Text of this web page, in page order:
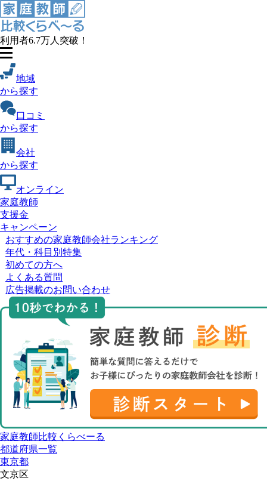
利用者6.7万人突破！
地域
から探す
口コミ
から探す
会社
から探す
オンライン
家庭教師
支援金
キャンペーン
おすすめの家庭教師会社ランキング
年代・科目別特集
初めての方へ
よくある質問
広告掲載のお問い合わせ
家庭教師比較くらべーる
都道府県一覧
東京都
文京区